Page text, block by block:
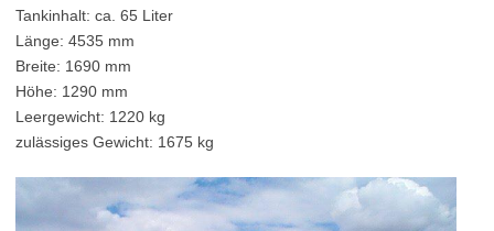
Tankinhalt: ca. 65 Liter
Länge: 4535 mm
Breite: 1690 mm
Höhe: 1290 mm
Leergewicht: 1220 kg
zulässiges Gewicht: 1675 kg